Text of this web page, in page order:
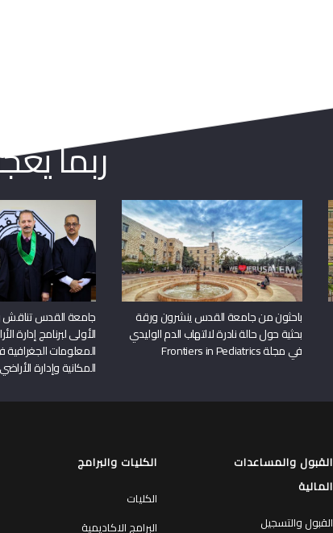
ربما
باحثون من جامعة القدس ينشرون ورقة
بحثية حول حالة نادرة لالتهاب الدم الوليدي
في مجلة Frontiers in Pediatrics
جامعة القدس تناقش
الأولى لبرنامج إدارة
المعلومات
المكانية وإدارة الأراضي
القبول والمساعدات
المالية
القبول والتسجيل
الكليات والبرامج
الكليات
البرامج الاكاديمية